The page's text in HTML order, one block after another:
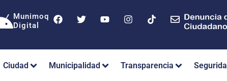
Munimoq
Digital
Ciudad Municipalidad Transparencia